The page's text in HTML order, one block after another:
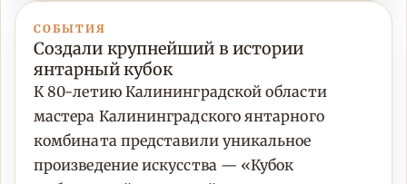
СОБЫТИЯ
Создали крупнейший в истории
янтарный кубок
К 80-летию Калининградской области
мастера Калининградского янтарного
комбината представили уникальное
произведение искусства — «Кубок